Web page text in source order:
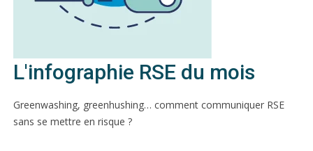
L'infographie RSE du mois
Greenwashing, greenhushing… comment communiquer RSE
sans se mettre en risque ?